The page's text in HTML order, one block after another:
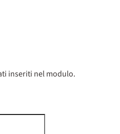
inseriti nel modulo.